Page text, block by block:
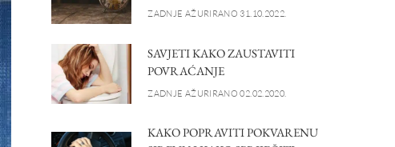
ZADNJE AŽURIRANO 31.10.2022.
SAVJETI KAKO ZAUSTAVITI
POVRAĆANJE
ZADNJE AŽURIRANO 02.02.2020.
KAKO POPRAVITI POKVARENU